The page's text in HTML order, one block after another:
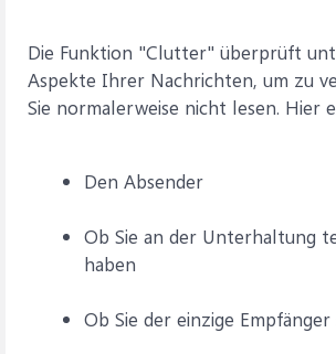
Die Funktion "Clutter" überprüft
Aspekte Ihrer Nachrichten, um zu
Sie normalerweise nicht lesen. Hier
Den Absender
Ob Sie an der Unterhaltung
haben
Ob Sie der einzige Empfänger